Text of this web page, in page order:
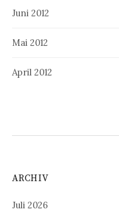
Juni 2012
Mai 2012
April 2012
ARCHIV
Juli 2026